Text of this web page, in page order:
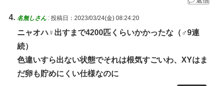
名無しさん : 投稿日：2023/03/24(金) 08:24:20
ニャオハ♀出すまで4200匹くらいかかったな（♂9連
続）
色違いすら出ない状態でそれは根気すごいわ、XYはま
だ卵も貯めにくい仕様なのに